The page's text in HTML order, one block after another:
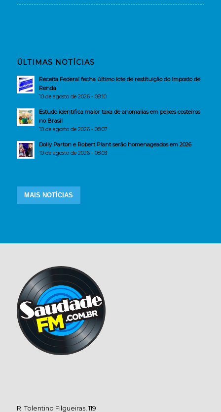
ÚLTIMAS NOTÍCIAS
Receita Federal fecha último lote de restituição do Imposto de
Renda
10 de agosto de 2026 - 08:10
Estudo identifica maior taxa de anomalias em peixes costeiros
no Brasil
10 de agosto de 2026 - 08:07
Dolly Parton e Robert Plant serão homenageados em 2026
10 de agosto de 2026 - 08:03
MAIS NOTÍCIAS
R. Tolentino Filgueiras, 119